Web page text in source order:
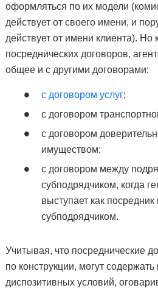
оформляться по их модели
действует от своего имени, и
действует от имени клиента). Но
посреднических договоров,
общее и с другими договорами:
с договором услуг;
с договором
с договором
имуществом;
с договором между
субподрядчиком, когда
выступает как
субподрядчиком.
Учитывая, что посреднические
по конструкции, могут
диспозитивных условий,